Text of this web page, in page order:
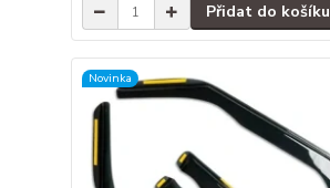
Přidat do košíku
Novinka